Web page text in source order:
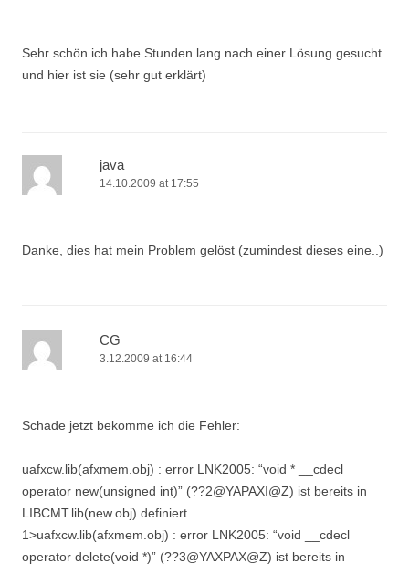
Sehr schön ich habe Stunden lang nach einer Lösung gesucht
und hier ist sie (sehr gut erklärt)
java
14.10.2009 at 17:55
Danke, dies hat mein Problem gelöst (zumindest dieses eine..)
CG
3.12.2009 at 16:44
Schade jetzt bekomme ich die Fehler:
uafxcw.lib(afxmem.obj) : error LNK2005: “void * __cdecl
operator new(unsigned int)” (??2@YAPAXI@Z) ist bereits in
LIBCMT.lib(new.obj) definiert.
1>uafxcw.lib(afxmem.obj) : error LNK2005: “void __cdecl
operator delete(void *)” (??3@YAXPAX@Z) ist bereits in